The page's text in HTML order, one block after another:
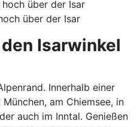
über der Isar
Isarwinkel
Innerhalb einer
am Chiemsee, in
auch im Inntal. Genießen